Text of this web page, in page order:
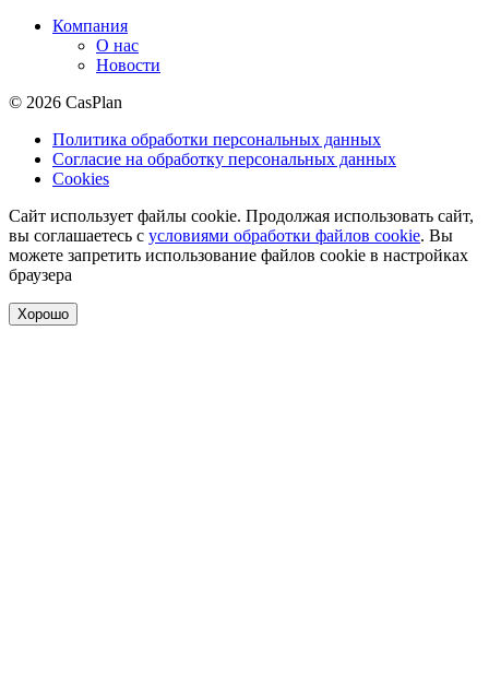
Компания
О нас
Новости
© 2026 CasPlan
Политика обработки персональных данных
Согласие на обработку персональных данных
Cookies
Сайт использует файлы cookie. Продолжая использовать сайт,
вы соглашаетесь с условиями обработки файлов cookie. Вы
можете запретить использование файлов cookie в настройках
браузера
Хорошо